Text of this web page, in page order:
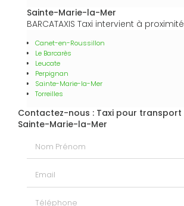
Sainte-Marie-la-Mer
BARCATAXIS Taxi intervient à
Canet-en-Roussillon
Le Barcarès
Leucate
Perpignan
Sainte-Marie-la-Mer
Torreilles
Contactez-nous : Taxi pour
Sainte-Marie-la-Mer